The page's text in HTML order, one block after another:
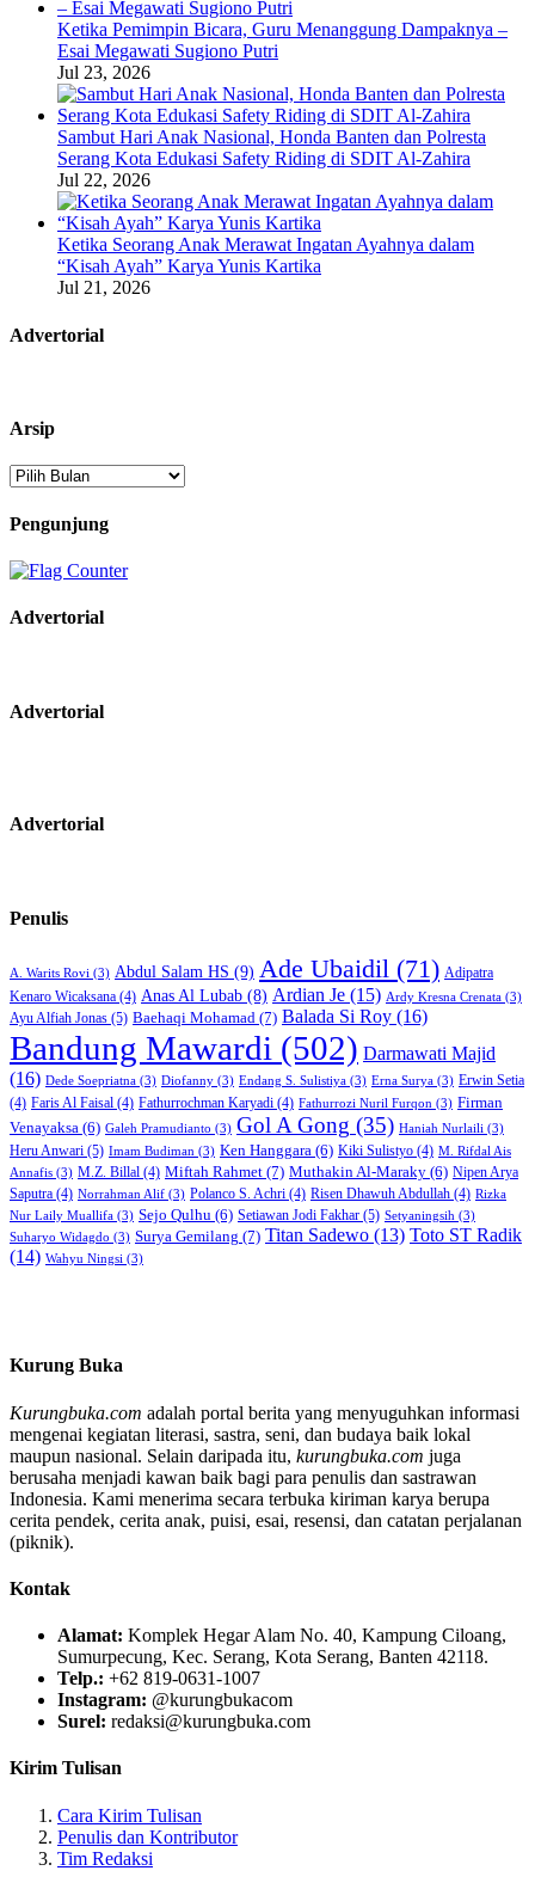
Ketika Pemimpin Bicara, Guru Menanggung Dampaknya –
Esai Megawati Sugiono Putri
Jul 23, 2026
Sambut Hari Anak Nasional, Honda Banten dan Polresta
Serang Kota Edukasi Safety Riding di SDIT Al-Zahira
Jul 22, 2026
Ketika Seorang Anak Merawat Ingatan Ayahnya dalam
“Kisah Ayah” Karya Yunis Kartika
Jul 21, 2026
Advertorial
Arsip
Arsip
Pengunjung
Advertorial
Advertorial
Advertorial
Penulis
A. Warits Rovi (3) Abdul Salam HS (9) Ade Ubaidil (71) Adipatra
Kenaro Wicaksana (4) Anas Al Lubab (8) Ardian Je (15) Ardy Kresna Crenata (3)
Ayu Alfiah Jonas (5) Baehaqi Mohamad (7) Balada Si Roy (16)
Bandung Mawardi (502) Darmawati Majid
(16) Dede Soepriatna (3) Diofanny (3) Endang S. Sulistiya (3) Erna Surya (3) Erwin Setia
(4) Faris Al Faisal (4) Fathurrochman Karyadi (4) Fathurrozi Nuril Furqon (3) Firman
Venayaksa (6) Galeh Pramudianto (3) Gol A Gong (35) Haniah Nurlaili (3)
Heru Anwari (5) Imam Budiman (3) Ken Hanggara (6) Kiki Sulistyo (4) M. Rifdal Ais
Annafis (3) M.Z. Billal (4) Miftah Rahmet (7) Muthakin Al-Maraky (6) Nipen Arya
Saputra (4) Norrahman Alif (3) Polanco S. Achri (4) Risen Dhawuh Abdullah (4) Rizka
Nur Laily Muallifa (3) Sejo Qulhu (6) Setiawan Jodi Fakhar (5) Setyaningsih (3)
Suharyo Widagdo (3) Surya Gemilang (7) Titan Sadewo (13) Toto ST Radik
(14) Wahyu Ningsi (3)
Kurung Buka
Kurungbuka.com adalah portal berita yang menyuguhkan informasi
mengenai kegiatan literasi, sastra, seni, dan budaya baik lokal
maupun nasional. Selain daripada itu, kurungbuka.com juga
berusaha menjadi kawan baik bagi para penulis dan sastrawan
Indonesia. Kami menerima secara terbuka kiriman karya berupa
cerita pendek, cerita anak, puisi, esai, resensi, dan catatan perjalanan
(piknik).
Kontak
Alamat: Komplek Hegar Alam No. 40, Kampung Ciloang,
Sumurpecung, Kec. Serang, Kota Serang, Banten 42118.
Telp.: +62 819-0631-1007
Instagram: @kurungbukacom
Surel: redaksi@kurungbuka.com
Kirim Tulisan
Cara Kirim Tulisan
Penulis dan Kontributor
Tim Redaksi